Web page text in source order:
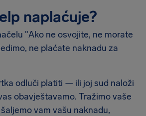
naplaćuje?
"Ako ne osvojite, ne morate
ne plaćate naknadu za
odluči platiti — ili joj sud naloži
obavještavamo. Tražimo vaše
vam vašu naknadu,